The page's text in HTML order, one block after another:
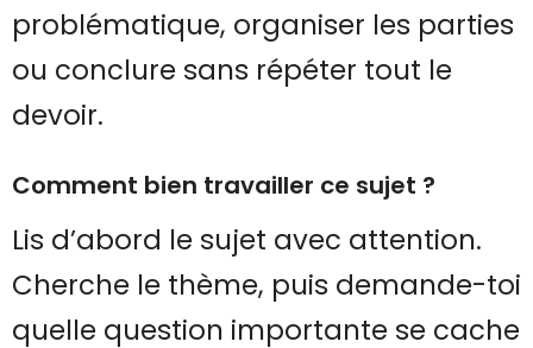
problématique, organiser les parties
ou conclure sans répéter tout le
devoir.
Comment bien travailler ce sujet ?
Lis d’abord le sujet avec attention.
Cherche le thème, puis demande-toi
quelle question importante se cache